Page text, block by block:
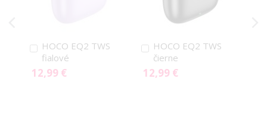
HOCO EQ2 TWS
fialové
12,99 €
Pridať
do
košíka
HOCO EQ2 TWS
čierne
12,99 €
Pridať
do
košíka